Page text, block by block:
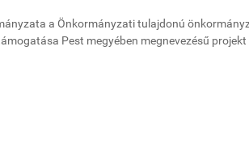
a Önkormányzati tulajdonú
Pest megyében megnevezésű projekt